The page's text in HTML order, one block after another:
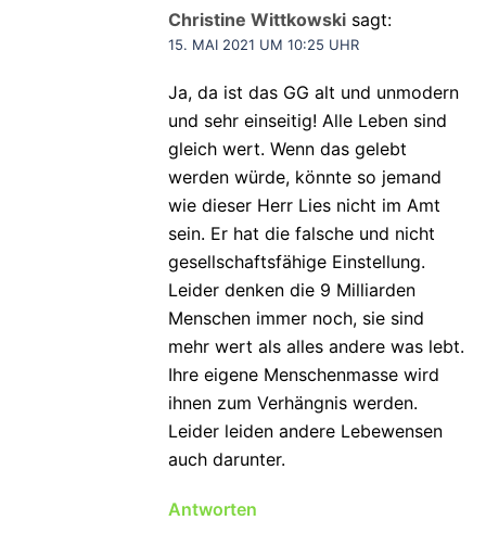
Christine Wittkowski sagt:
15. MAI 2021 UM 10:25 UHR
Ja, da ist das GG alt und unmodern
und sehr einseitig! Alle Leben sind
gleich wert. Wenn das gelebt
werden würde, könnte so jemand
wie dieser Herr Lies nicht im Amt
sein. Er hat die falsche und nicht
gesellschaftsfähige Einstellung.
Leider denken die 9 Milliarden
Menschen immer noch, sie sind
mehr wert als alles andere was lebt.
Ihre eigene Menschenmasse wird
ihnen zum Verhängnis werden.
Leider leiden andere Lebewensen
auch darunter.
Antworten